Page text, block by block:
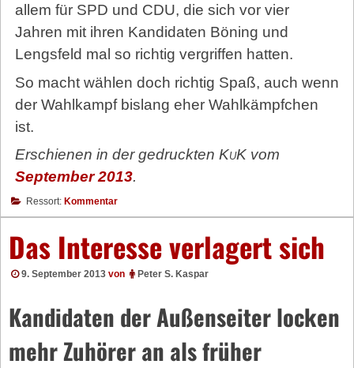
allem für SPD und CDU, die sich vor vier
Jahren mit ihren Kandidaten Böning und
Lengsfeld mal so richtig vergriffen hatten.
So macht wählen doch richtig Spaß, auch wenn
der Wahlkampf bislang eher Wahlkämpfchen
ist.
Erschienen in der gedruckten KuKvom
September 2013.
Ressort: Kommentar
Das Interesse verlagert sich
9. September 2013 von Peter S. Kaspar
Kandidaten der Außenseiter locken
mehr Zuhörer an als früher